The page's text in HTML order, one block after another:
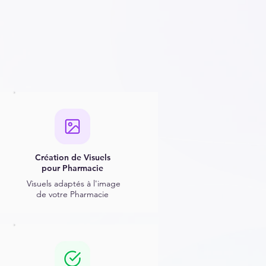
Création de Visuels
pour Pharmacie
Visuels adaptés à l'image
de votre Pharmacie